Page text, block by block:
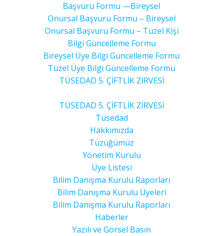
Başvuru Formu —Bireysel
Onursal Başvuru Formu – Bireysel
Onursal Başvuru Formu – Tüzel Kişi
Bilgi Güncelleme Formu
Bireysel Üye Bilgi Güncelleme Formu
Tüzel Üye Bilgi Güncelleme Formu
TÜSEDAD 5. ÇİFTLİK ZİRVESİ
TÜSEDAD 5. ÇİFTLİK ZİRVESİ
Tüsedad
Hakkımızda
Tüzüğümüz
Yönetim Kurulu
Üye Listesi
Bilim Danışma Kurulu Raporları
Bilim Danışma Kurulu Üyeleri
Bilim Danışma Kurulu Raporları
Haberler
Yazılı ve Görsel Basın